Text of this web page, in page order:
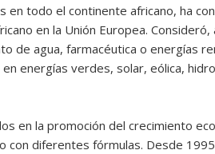
en todo el continente africano, ha
en la Unión Europea. Consideró,
agua, farmacéutica o energías
energías verdes, solar, eólica,
en la promoción del crecimiento
con diferentes fórmulas. Desde